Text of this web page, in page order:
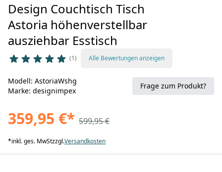
Design Couchtisch Tisch
Astoria höhenverstellbar
ausziehbar Esstisch
1 Alle Bewertungen anzeigen
Modell: AstoriaWshg
Marke: designimpex
Frage zum Produkt?
359,95 €* 599,95 €
*inkl. ges. MwStzzgl.Versandkosten